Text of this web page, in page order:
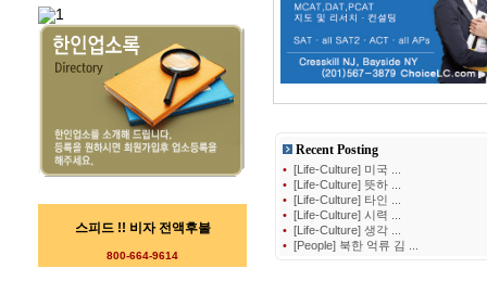
스피드 !! 비자 전액후불
800-664-9614
Recent Posting
• [Life-Culture] 미국 ...
• [Life-Culture] 뜻하 ...
• [Life-Culture] 타인 ...
• [Life-Culture] 시력 ...
• [Life-Culture] 생각 ...
• [People] 북한 억류 김 ...